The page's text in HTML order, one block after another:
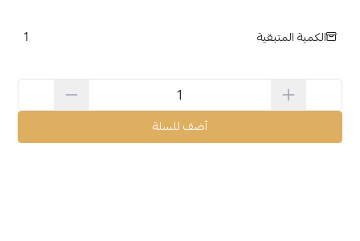
الكمية المتبقية 1
أضف للسلة